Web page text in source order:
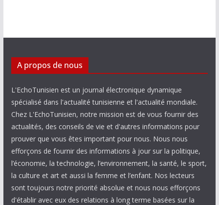
A propos de nous
L'EchoTunisien est un journal électronique dynamique
spécialisé dans l'actualité tunisienne et l'actualité mondiale.
Chez L'EchoTunisien, notre mission est de vous fournir des
actualités, des conseils de vie et d'autres informations pour
prouver que vous êtes important pour nous. Nous nous
efforçons de fournir des informations à jour sur la politique,
l’économie, la technologie, l’environnement, la santé, le sport,
la culture et art et aussi la femme et l’enfant. Nos lecteurs
sont toujours notre priorité absolue et nous nous efforçons
d'établir avec eux des relations à long terme basées sur la